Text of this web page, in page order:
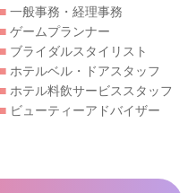
■ 一般事務・経理事務
■ ゲームプランナー
■ ブライダルスタイリスト
■ ホテルベル・ドアスタッフ
■ ホテル料飲サービススタッフ
■ ビューティーアドバイザー